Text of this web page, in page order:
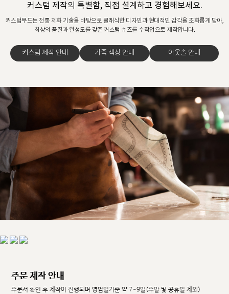
커스텀 제작의 특별함, 직접 설계하고 경험해보세요.
커스텀무드는 전통 제화 기술을 바탕으로 클래식한 디자인과 현대적인 감각을 조화롭게 담아,
최상의 품질과 완성도를 갖춘 커스텀 슈즈를 수작업으로 제작합니다.
커스텀 제작 안내 가죽 색상 안내 아웃솔 안내
주문 제작 안내
주문서 확인 후 제작이 진행되며 영업일기준 약 7~9일(주말 및 공휴일 제외)